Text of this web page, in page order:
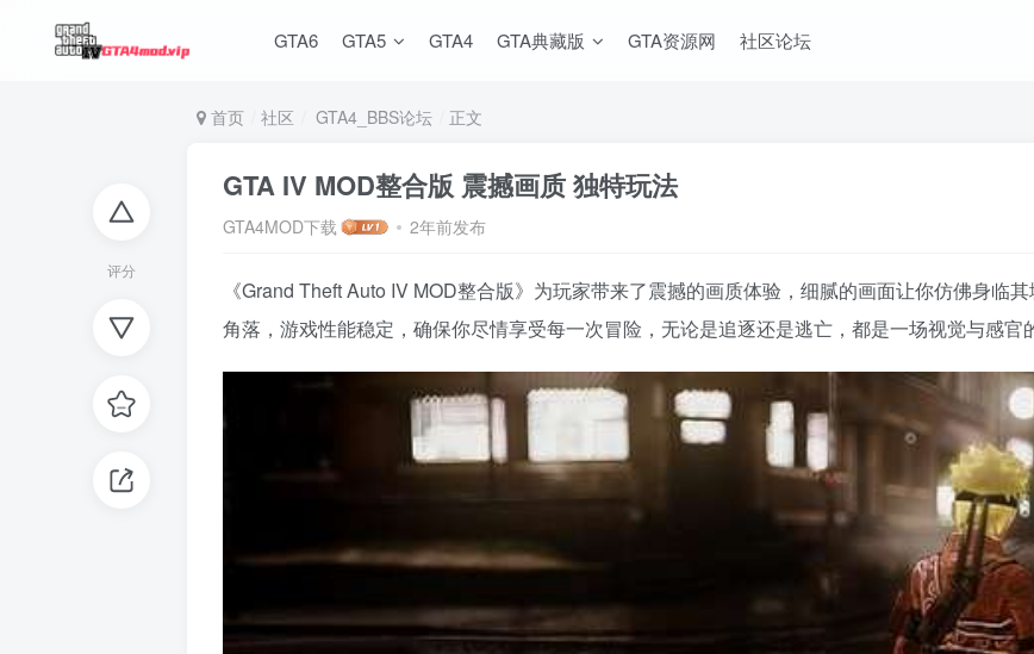
GTA6 GTA5 GTA4 GTA典藏版 GTA资源网 社区论坛
评分
首页 社区 GTA4_BBS论坛 正文
GTA IV MOD整合版 震撼画质 独特玩法
GTA4MOD下载 2年前发布
《Grand Theft Auto IV MOD整合版》为玩家带来了震撼的画质体验，细腻的画面让你仿佛身临
角落，游戏性能稳定，确保你尽情享受每一次冒险，无论是追逐还是逃亡，都是一场视觉与感官